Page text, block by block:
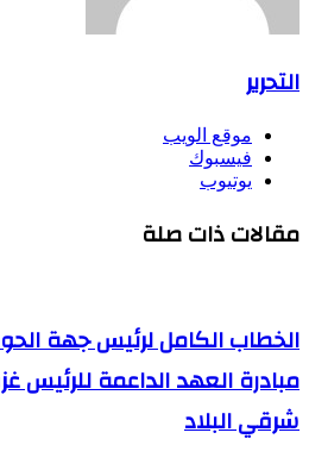
التحرير
موقع الويب
فيسبوك
يوتيوب
مقالات ذات صلة
الخطاب الكامل لرئيس جهة
مبادرة العهد الداعمة للرئيس
شرقي البلاد